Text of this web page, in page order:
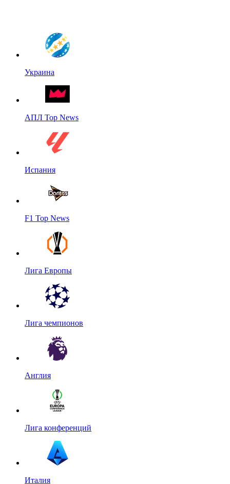
Украина
АПЛ Top News
Испания
F1 Top News
Лига Европы
Лига чемпионов
Англия
Лига конференций
Италия